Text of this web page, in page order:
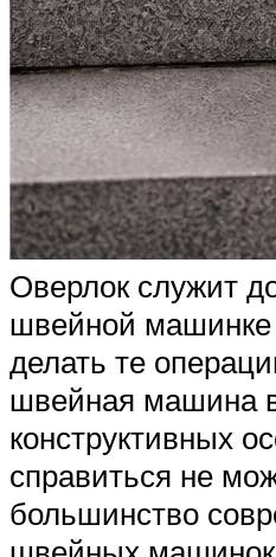
Оверлок служит
швейной машинке
делать те
швейная машина
конструктивных
справиться не
большинство